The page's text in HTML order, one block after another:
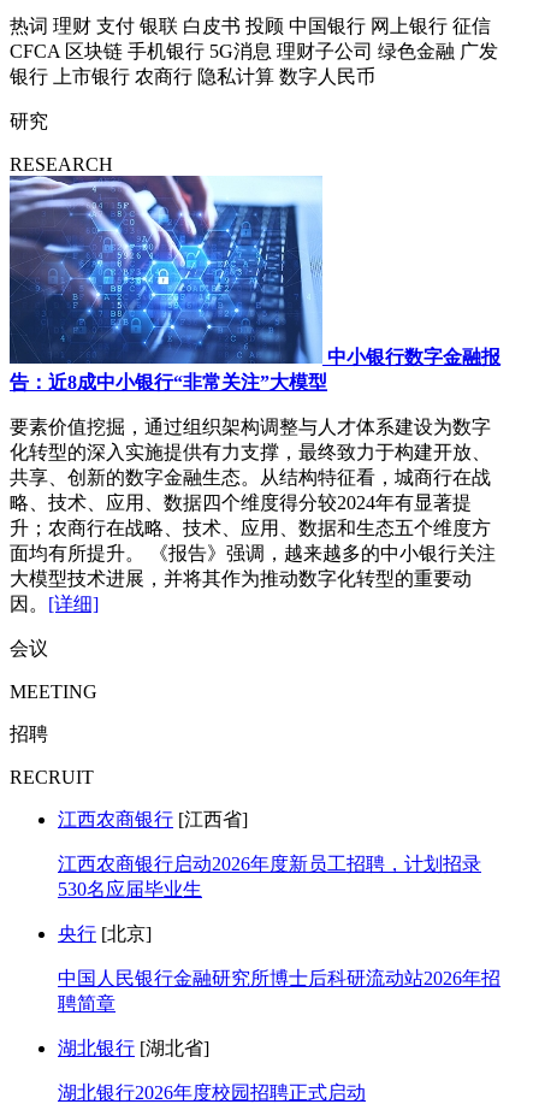
热词 理财 支付 银联 白皮书 投顾 中国银行 网上银行 征信
CFCA 区块链 手机银行 5G消息 理财子公司 绿色金融 广发
银行
上市银行 农商行 隐私计算 数字人民币
研究
RESEARCH
中小银行数字金融报
告：近8成中小银行“非常关注”大模型
要素价值挖掘，通过组织架构调整与人才体系建设为数字
化转型的深入实施提供有力支撑，最终致力于构建开放、
共享、创新的数字金融生态。从结构特征看，城商行在战
略、技术、应用、数据四个维度得分较2024年有显著提
升；农商行在战略、技术、应用、数据和生态五个维度方
面均有所提升。 《报告》强调，越来越多的中小银行关注
大模型技术进展，并将其作为推动数字化转型的重要动
因。 [详细]
会议
MEETING
招聘
RECRUIT
江西农商银行 [江西省]
江西农商银行启动2026年度新员工招聘，计划招录
530名应届毕业生
央行 [北京]
中国人民银行金融研究所博士后科研流动站2026年招
聘简章
湖北银行 [湖北省]
湖北银行2026年度校园招聘正式启动